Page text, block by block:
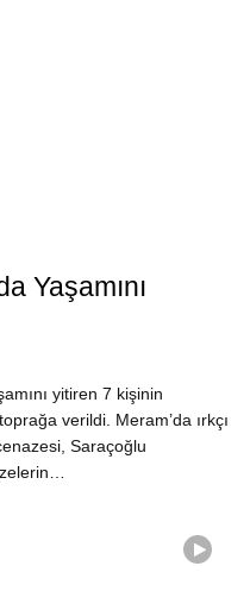
Yaşamını
yitiren 7 kişinin
verildi. Meram’da ırkçı
Saraçoğlu